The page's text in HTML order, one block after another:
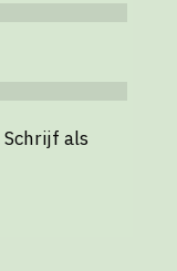
als